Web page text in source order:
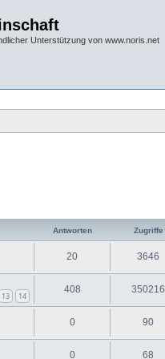
Unterstützung von www.noris.net
Antworten Zugriffe
20 3646
13 14
408 350216
0 90
0 68